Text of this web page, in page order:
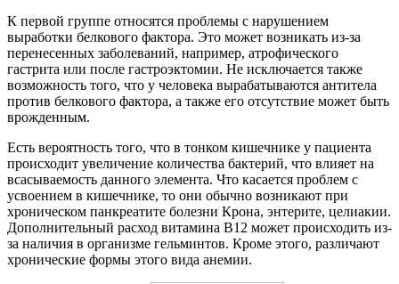
К первой группе относятся проблемы с нарушением
выработки белкового фактора. Это может возникать из-за
перенесенных заболеваний, например, атрофического
гастрита или после гастроэктомии. Не исключается также
возможность того, что у человека вырабатываются антитела
против белкового фактора, а также его отсутствие может быть
врожденным.
Есть вероятность того, что в тонком кишечнике у пациента
происходит увеличение количества бактерий, что влияет на
всасываемость данного элемента. Что касается проблем с
усвоением в кишечнике, то они обычно возникают при
хроническом панкреатите болезни Крона, энтерите, целиакии.
Дополнительный расход витамина В12 может происходить из-
за наличия в организме гельминтов. Кроме этого, различают
хронические формы этого вида анемии.